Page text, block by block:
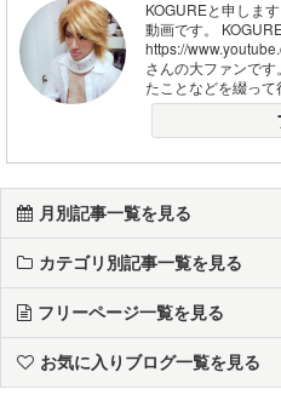
KOGUREと申しま
動画です。
https://
さんの大ファンで
たことなどを綴って
月別記事一覧を見る
カテゴリ別記事一覧を見る
フリーページ一覧を見る
お気に入りブログ一覧を見る